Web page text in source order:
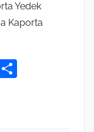
Yedek
Kaporta